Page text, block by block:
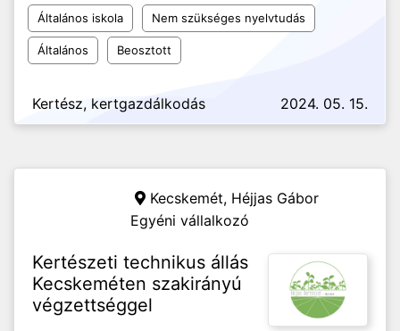
Általános iskola Nem szükséges nyelvtudás
Általános Beosztott
Kertész, kertgazdálkodás 2024. 05. 15.
Kecskemét, Héjjas Gábor
Egyéni vállalkozó
Kertészeti technikus állás
Kecskeméten szakirányú
végzettséggel